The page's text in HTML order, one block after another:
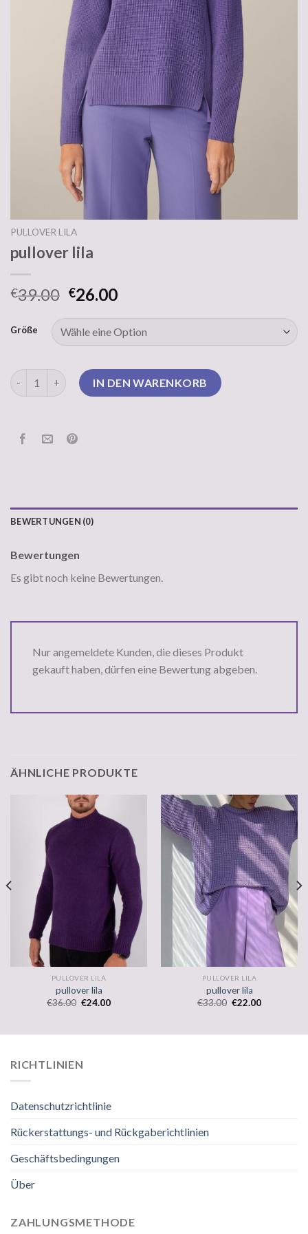
PULLOVER LILA
pullover lila
€39.00 €26.00
Größe
pullover lila MengeIN DEN WARENKORB
BEWERTUNGEN (0)
Bewertungen
Es gibt noch keine Bewertungen.
Nur angemeldete Kunden, die dieses Produkt
gekauft haben, dürfen eine Bewertung abgeben.
ÄHNLICHE PRODUKTE
PULLOVER LILA
pullover lila
€36.00 €24.00
PULLOVER LILA
pullover lila
€33.00 €22.00
RICHTLINIEN
Datenschutzrichtlinie
Rückerstattungs- und Rückgaberichtlinien
Geschäftsbedingungen
Über
ZAHLUNGSMETHODE